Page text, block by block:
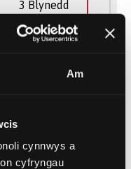
Am
cynnwys a
cyfryngau
3 Blynedd
Amser, Llawn